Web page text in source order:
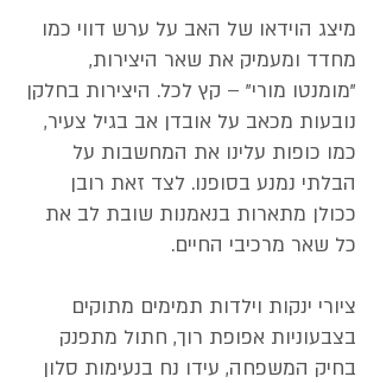
מיצג הוידאו של האב על ערש דווי כמו
מחדד ומעמיק את שאר היצירות,
"מומנטו מורי" – קץ לכל. היצירות בחלקן
נובעות מכאב על אובדן אב בגיל צעיר,
כמו כופות עלינו את המחשבות על
הבלתי נמנע בסופנו. לצד זאת רובן
ככולן מתארות בנאמנות שובת לב את
כל שאר מרכיבי החיים.
ציורי ינקות וילדות תמימים מתוקים
בצבעוניות אפופת רוך, חתול מתפנק
בחיק המשפחה, עידו נח בנעימות סלון